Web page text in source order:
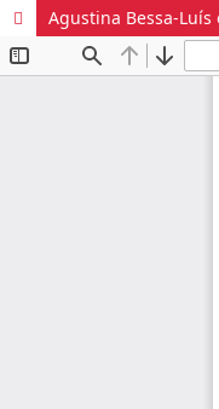
Agustina Bessa-